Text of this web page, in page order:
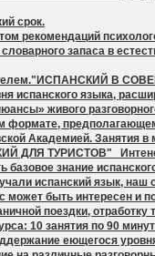
срок.
рекомендаций
запаса в
В
языка,
живого
формате,
Академией. Занятия в
ДЛЯ ТУРИСТОВ"
знание
испанский язык,
быть интересен и
поездки,
10 занятия по 90
еющегося уровня